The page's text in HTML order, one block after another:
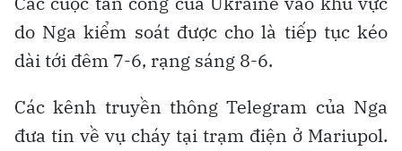
do Nga kiểm soát được cho là tiếp tục kéo
dài tới đêm 7-6, rạng sáng 8-6.
Các kênh truyền thông Telegram của Nga
đưa tin về vụ cháy tại trạm điện ở Mariupol.